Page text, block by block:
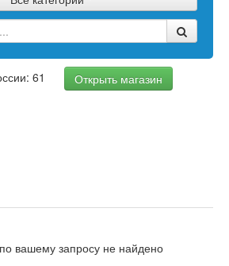
Изделия
Оборудование
Услуги
61 Открыть магазин
вашему запросу не найдено